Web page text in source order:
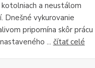
kotolniach a neustálom
Dnešné vykurovanie
pripomína skôr prácu
... čítať celé